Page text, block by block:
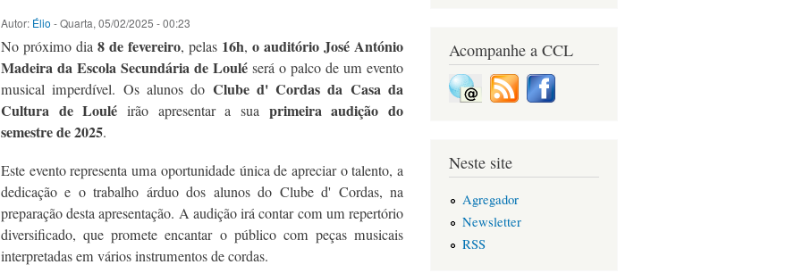
Autor: Élio - Quarta, 05/02/2025 - 00:23
No próximo dia 8 de fevereiro, pelas 16h, o auditório José António
Madeira da Escola Secundária de Loulé será o palco de um evento
musical imperdível. Os alunos do Clube d' Cordas da Casa da
Cultura de Loulé irão apresentar a sua primeira audição do
semestre de 2025.
Este evento representa uma oportunidade única de apreciar o talento, a
dedicação e o trabalho árduo dos alunos do Clube d' Cordas, na
preparação desta apresentação. A audição irá contar com um repertório
diversificado, que promete encantar o público com peças musicais
interpretadas em vários instrumentos de cordas.
Acompanhe a CCL
Neste site
Agregador
Newsletter
RSS